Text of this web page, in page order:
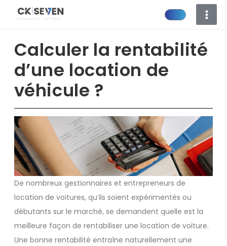
Calculer la rentabilité
d’une location de
véhicule ?
De nombreux gestionnaires et entrepreneurs de
location de voitures, qu’ils soient expérimentés ou
débutants sur le marché, se demandent quelle est la
meilleure façon de rentabiliser une location de voiture.
Une bonne rentabilité entraîne naturellement une